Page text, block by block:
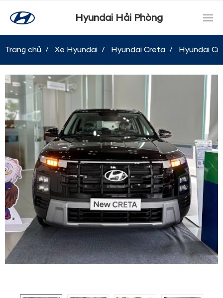
Hyundai Hải Phòng
Trang chủ Xe Hyundai Hyundai Creta Hyundai